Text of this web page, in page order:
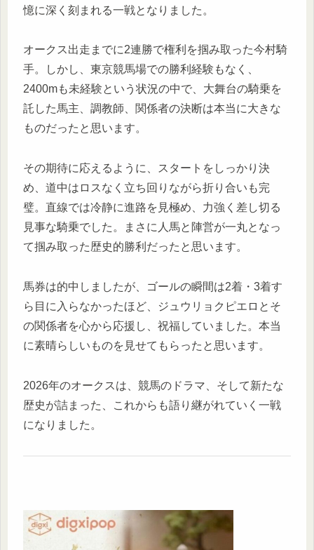
憶に深く刻まれる一戦となりました。
オークス出走までに2連勝で権利を掴み取った今村騎
手。しかし、東京競馬場での勝利経験もなく、
2400mも未経験という状況の中で、大舞台の騎乗を
託した馬主、調教師、関係者の決断は本当に大きな
ものだったと思います。
その期待に応えるように、スタートをしっかり決
め、道中はロスなく立ち回りながら折り合いも完
璧。直線では冷静に進路を見極め、力強く差し切る
見事な騎乗でした。まさに人馬と陣営が一丸となっ
て掴み取った歴史的勝利だったと思います。
馬券は的中しましたが、ゴールの瞬間は2着・3着す
ら目に入らなかったほど、ジュウリョクピエロとそ
の関係者を心から応援し、祝福していました。本当
に素晴らしいものを見せてもらったと思います。
2026年のオークスは、競馬のドラマ、そして新たな
歴史が詰まった、これからも語り継がれていく一戦
になりました。